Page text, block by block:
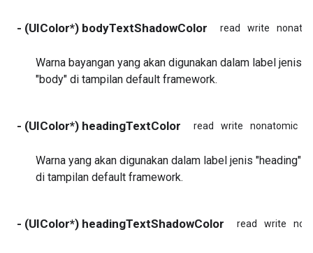
- (UIColor*) bodyTextShadowColor read write
Warna bayangan yang akan digunakan dalam label jenis
"body" di tampilan default framework.
- (UIColor*) headingTextColor read write nonatomic
Warna yang akan digunakan dalam label jenis "heading"
di tampilan default framework.
- (UIColor*) headingTextShadowColor read write